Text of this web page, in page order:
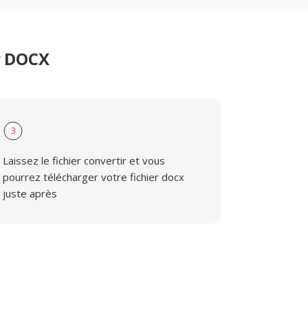
3
Laissez le fichier convertir et vous
pourrez télécharger votre fichier docx
juste après